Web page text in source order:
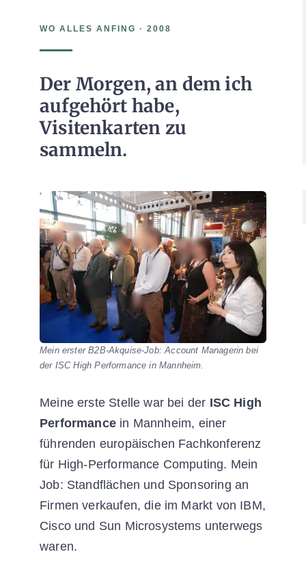
WO ALLES ANFING · 2008
Der Morgen, an dem ich
aufgehört habe,
Visitenkarten zu
sammeln.
Mein erster B2B-Akquise-Job: Account Managerin bei
der ISC High Performance in Mannheim.
Meine erste Stelle war bei der ISC High
Performancein Mannheim, einer
führenden europäischen Fachkonferenz
für High-Performance Computing. Mein
Job: Standflächen und Sponsoring an
Firmen verkaufen, die im Markt von IBM,
Cisco und Sun Microsystems unterwegs
waren.